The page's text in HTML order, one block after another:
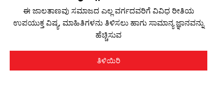
ಈ ಜಾಲತಾಣವು ಸಮಾಜದ ಎಲ್ಲ ವರ್ಗದವರಿಗೆ ವಿವಿಧ ರೀತಿಯ
ಉಪಯುಕ್ತ ವಿಷ್ಯ, ಮಾಹಿತಿಗಳನು ತಿಳಿಸಲು ಹಾಗು ಸಾಮಾನ್ಯ ಜ್ಞಾನವನ್ನು
ಹೆಚ್ಚಿಸುವ
ತಿಳಿಯಿರಿ